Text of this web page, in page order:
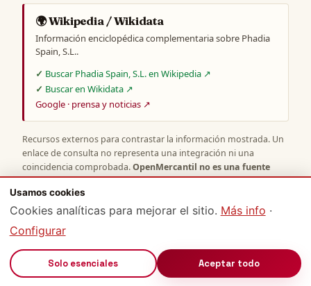
🌍 Wikipedia / Wikidata
Información enciclopédica complementaria sobre Phadia
Spain, S.L..
Buscar Phadia Spain, S.L. en Wikipedia ↗
Buscar en Wikidata ↗
Google · prensa y noticias ↗
Recursos externos para contrastar la información mostrada. Un
enlace de consulta no representa una integración ni una
coincidencia comprobada.OpenMercantil no es una fuente
oficial: para actos jurídicamente vinculantes consulta siempre el
Registro Mercantil competente o certificaciones del registrador.
METODOLOGÍA, FUENTES Y DERECHOS
Usamos cookies
Cookies analíticas para mejorar el sitio. Más info ·
Configurar
Solo esenciales Aceptar todo